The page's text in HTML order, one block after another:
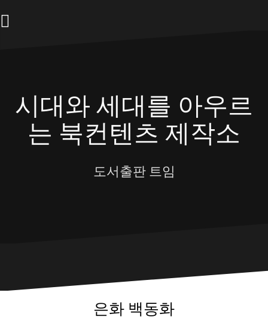
to
시대와 세대를 아우르
는 북컨텐츠 제작소
도서출판 트임
은화 백동화